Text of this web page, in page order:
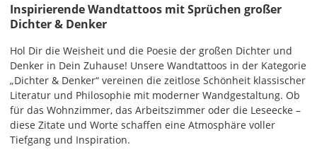
Inspirierende Wandtattoos mit Sprüchen großer
Dichter & Denker
Hol Dir die Weisheit und die Poesie der großen Dichter und
Denker in Dein Zuhause! Unsere Wandtattoos in der Kategorie
„Dichter & Denker“ vereinen die zeitlose Schönheit klassischer
Literatur und Philosophie mit moderner Wandgestaltung. Ob
für das Wohnzimmer, das Arbeitszimmer oder die Leseecke –
diese Zitate und Worte schaffen eine Atmosphäre voller
Tiefgang und Inspiration.